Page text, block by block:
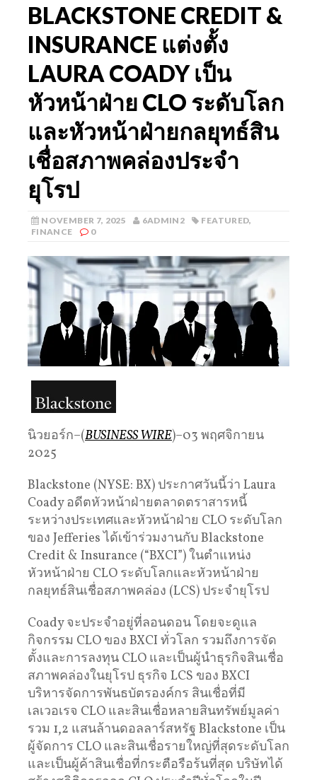
BLACKSTONE CREDIT &
INSURANCE แต่งตั้ง
LAURA COADY เป็น
หัวหน้าฝ่าย CLO ระดับโลก
และหัวหน้าฝ่ายกลยุทธ์สิน
เชื่อสภาพคล่องประจำ
ยุโรป
NOVEMBER 7, 2025 6ADMIN2 FEATURED,
FINANCE
0
นิวยอร์ก–(BUSINESS WIRE)–03 พฤศจิกายน
2025
Blackstone (NYSE: BX) ประกาศวันนี้ว่า Laura
Coady อดีตหัวหน้าฝ่ายตลาดตราสารหนี้
ระหว่างประเทศและหัวหน้าฝ่าย CLO ระดับโลก
ของ Jefferies ได้เข้าร่วมงานกับ Blackstone
Credit & Insurance (“BXCI”) ในตำแหน่ง
หัวหน้าฝ่าย CLO ระดับโลกและหัวหน้าฝ่าย
กลยุทธ์สินเชื่อสภาพคล่อง (LCS) ประจำยุโรป
Coady จะประจำอยู่ที่ลอนดอน โดยจะดูแล
กิจกรรม CLO ของ BXCI ทั่วโลก รวมถึงการจัด
ตั้งและการลงทุน CLO และเป็นผู้นำธุรกิจสินเชื่อ
สภาพคล่องในยุโรป ธุรกิจ LCS ของ BXCI
บริหารจัดการพันธบัตรองค์กร สินเชื่อที่มี
เลเวอเรจ CLO และสินเชื่อหลายสินทรัพย์มูลค่า
รวม 1,2 แสนล้านดอลลาร์สหรัฐ Blackstone เป็น
ผู้จัดการ CLO และสินเชื่อรายใหญ่ที่สุดระดับโลก
และเป็นผู้ค้าสินเชื่อที่กระตือรือร้นที่สุด บริษัทได้